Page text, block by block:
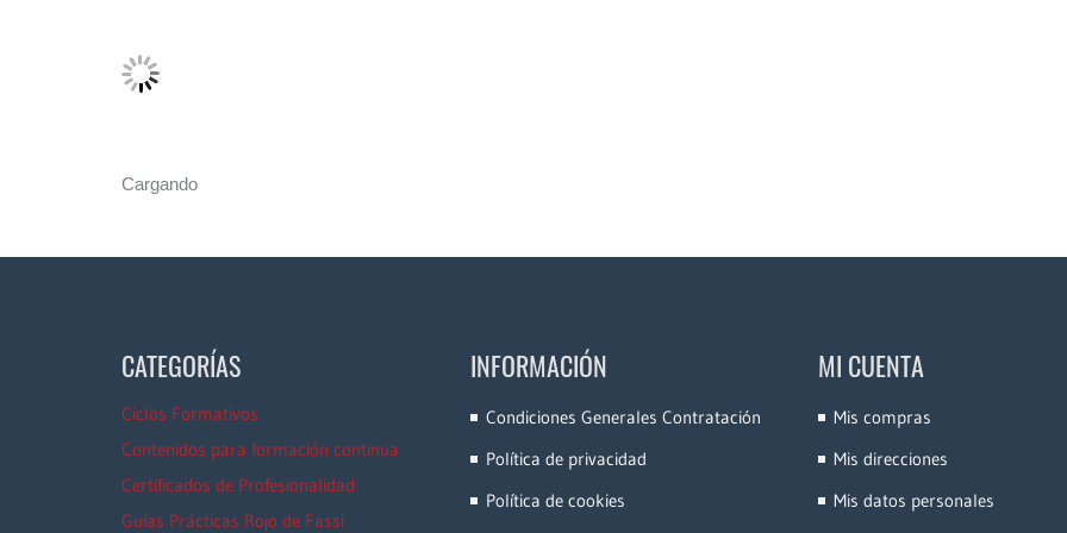
Cargando
CATEGORÍAS
Ciclos Formativos
Contenidos para formación continua
Certificados de Profesionalidad
Guías Prácticas Rojo de Fassi
INFORMACIÓN
Condiciones Generales Contratación
Política de privacidad
Política de cookies
MI CUENTA
Mis compras
Mis direcciones
Mis datos personales